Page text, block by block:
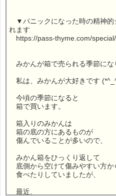
▼パニックになった時の精神的
れます
https://pass-thyme.com/
みかんが箱で売られる季節にな
私は、みかんが大好きです
今頃の季節になると
箱で買います。
箱入りのみかんは
箱の底の方にあるものが
傷んでいることが多いので、
みかん箱をひっくり返して
底側から空けて傷みやすい方か
食べたりしていましたが、
最近、